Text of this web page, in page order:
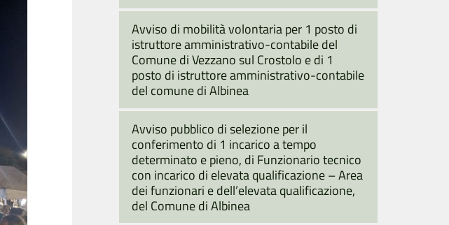
Avviso di mobilità volontaria per 1 posto di
istruttore amministrativo-contabile del
Comune di Vezzano sul Crostolo e di 1
posto di istruttore amministrativo-contabile
del comune di Albinea
Avviso pubblico di selezione per il
conferimento di 1 incarico a tempo
determinato e pieno, di Funzionario tecnico
con incarico di elevata qualificazione – Area
dei funzionari e dell’elevata qualificazione,
del Comune di Albinea